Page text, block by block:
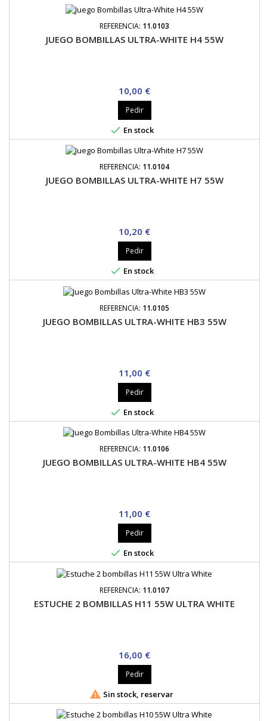
REFERENCIA: 11.0103
JUEGO BOMBILLAS ULTRA-WHITE H4 55W
Precio
10,00 €
Pedir
 En stock
REFERENCIA: 11.0104
JUEGO BOMBILLAS ULTRA-WHITE H7 55W
Precio
10,20 €
Pedir
 En stock
REFERENCIA: 11.0105
JUEGO BOMBILLAS ULTRA-WHITE HB3 55W
Precio
11,00 €
Pedir
 En stock
REFERENCIA: 11.0106
JUEGO BOMBILLAS ULTRA-WHITE HB4 55W
Precio
11,00 €
Pedir
 En stock
REFERENCIA: 11.0107
ESTUCHE 2 BOMBILLAS H11 55W ULTRA WHITE
Precio
16,00 €
Pedir
 Sin stock, reservar